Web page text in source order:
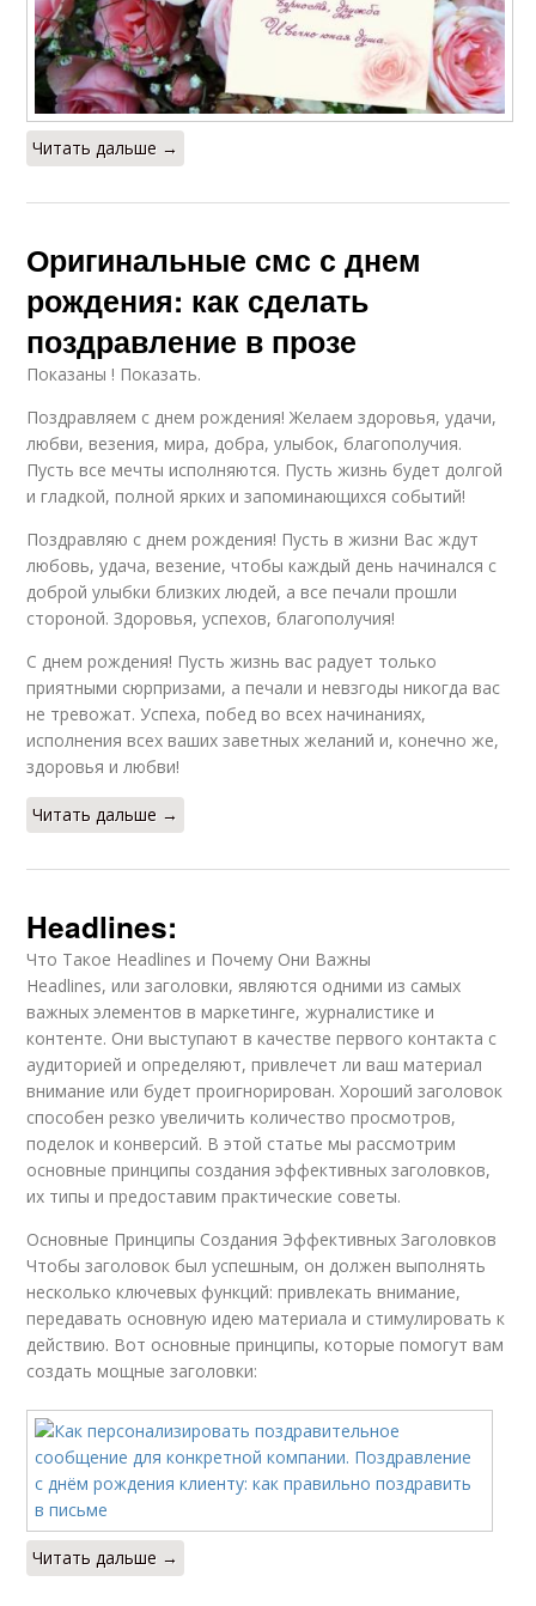
Читать дальше →
Оригинальные смс с днем
рождения: как сделать
поздравление в прозе
Показаны ! Показать.
Поздравляем с днем рождения! Желаем здоровья, удачи,
любви, везения, мира, добра, улыбок, благополучия.
Пусть все мечты исполняются. Пусть жизнь будет долгой
и гладкой, полной ярких и запоминающихся событий!
Поздравляю с днем рождения! Пусть в жизни Вас ждут
любовь, удача, везение, чтобы каждый день начинался с
доброй улыбки близких людей, а все печали прошли
стороной. Здоровья, успехов, благополучия!
С днем рождения! Пусть жизнь вас радует только
приятными сюрпризами, а печали и невзгоды никогда вас
не тревожат. Успеха, побед во всех начинаниях,
исполнения всех ваших заветных желаний и, конечно же,
здоровья и любви!
Читать дальше →
Headlines:
Что Такое Headlines и Почему Они Важны
Headlines, или заголовки, являются одними из самых
важных элементов в маркетинге, журналистике и
контенте. Они выступают в качестве первого контакта с
аудиторией и определяют, привлечет ли ваш материал
внимание или будет проигнорирован. Хороший заголовок
способен резко увеличить количество просмотров,
поделок и конверсий. В этой статье мы рассмотрим
основные принципы создания эффективных заголовков,
их типы и предоставим практические советы.
Основные Принципы Создания Эффективных Заголовков
Чтобы заголовок был успешным, он должен выполнять
несколько ключевых функций: привлекать внимание,
передавать основную идею материала и стимулировать к
действию. Вот основные принципы, которые помогут вам
создать мощные заголовки:
Читать дальше →